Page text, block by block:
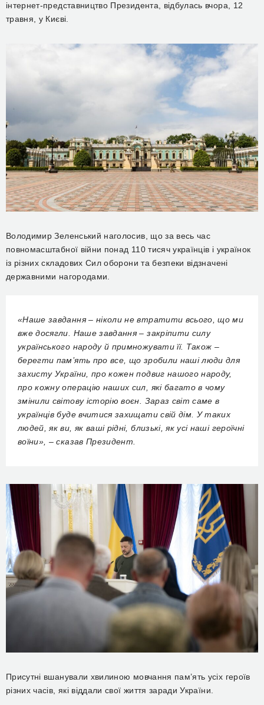
інтернет-представництво Президента, відбулась вчора, 12
травня, у Києві.
Володимир Зеленський наголосив, що за весь час
повномасштабної війни понад 110 тисяч українців і українок
із різних складових Сил оборони та безпеки відзначені
державними нагородами.
«Наше завдання – ніколи не втратити всього, що ми
вже досягли. Наше завдання – закріпити силу
українського народу й примножувати її. Також –
берегти пам’ять про все, що зробили наші люди для
захисту України, про кожен подвиг нашого народу,
про кожну операцію наших сил, які багато в чому
змінили світову історію воєн. Зараз світ саме в
українців буде вчитися захищати свій дім. У таких
людей, як ви, як ваші рідні, близькі, як усі наші героїчні
воїни», – сказав Президент.
Присутні вшанували хвилиною мовчання пам’ять усіх героїв
різних часів, які віддали свої життя заради України.